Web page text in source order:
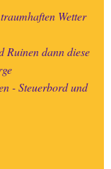
Wetter
Ruinen dann diese
- Steuerbord und